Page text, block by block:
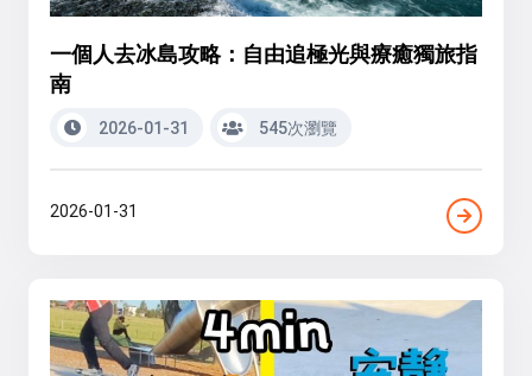
一個人去冰島攻略：自由追極光與療癒獨旅指
南
2026-01-31 545次瀏覽
2026-01-31